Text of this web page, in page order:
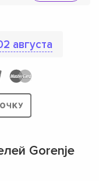
августа
Gorenje